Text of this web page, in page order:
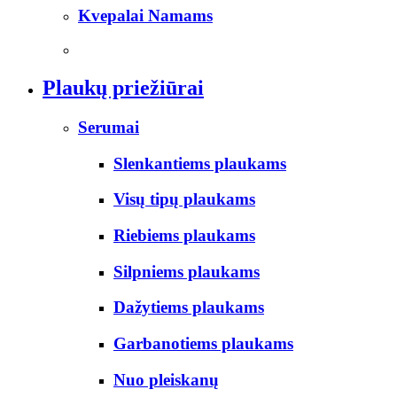
Kvepalai Namams
Plaukų priežiūrai
Serumai
Slenkantiems plaukams
Visų tipų plaukams
Riebiems plaukams
Silpniems plaukams
Dažytiems plaukams
Garbanotiems plaukams
Nuo pleiskanų